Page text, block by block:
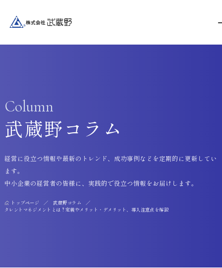
Column
武蔵野コラム
トップページ
武蔵野コラム
タレントマネジメントとは？定義やメリット・デメリット、導入注意点を解説
経営に役立つ情報や最新のトレンド、成功事例などを定期的に更新してい
ます。
中小企業の経営者の皆様に、実践的で役立つ情報をお届けします。